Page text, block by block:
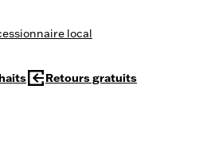
local
Retours gratuits